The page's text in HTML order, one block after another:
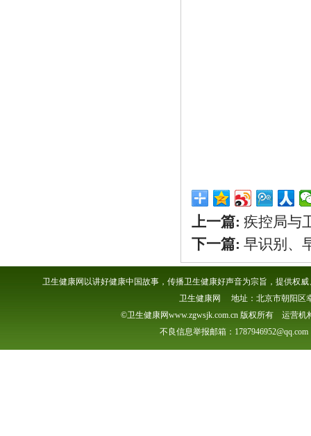
上一篇: 疾控局与
下一篇: 早识别、
卫生健康网以讲好健康中国故事，传播卫生健康好声音为宗旨，提供权
卫生健康网 地址：北京市朝阳区
©卫生健康网www.zgwsjk.com.cn 版权所有 运营
不良信息举报邮箱：